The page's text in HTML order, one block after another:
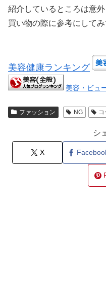
紹介しているところは意
買い物の際に参考にして
美容健康ランキング
美容・ビュ
ファッション NG
シ
X